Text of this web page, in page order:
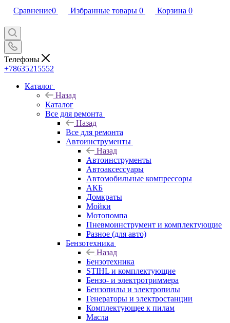
Сравнение0 Избранные товары 0 Корзина 0
Телефоны
+78635215552
Каталог
Назад
Каталог
Все для ремонта
Назад
Все для ремонта
Автоинструменты
Назад
Автоинструменты
Автоаксессуары
Автомобильные компрессоры
АКБ
Домкраты
Мойки
Мотопомпа
Пневмоинструмент и комплектующие
Разное (для авто)
Бензотехника
Назад
Бензотехника
STIHL и комплектующие
Бензо- и электротриммера
Бензопилы и электропилы
Генераторы и электростанции
Комплектующее к пилам
Масла